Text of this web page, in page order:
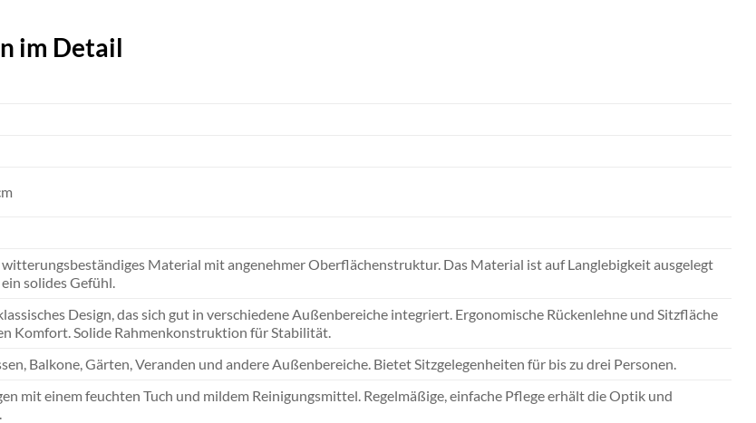
im Detail
Material mit angenehmer Oberflächenstruktur. Das Material ist auf Langlebigkeit ausgelegt
solides Gefühl.
Design, das sich gut in verschiedene Außenbereiche integriert. Ergonomische Rückenlehne und Sitzfläche
Komfort. Solide Rahmenkonstruktion für Stabilität.
Balkone, Gärten, Veranden und andere Außenbereiche. Bietet Sitzgelegenheiten für bis zu drei Personen.
mit einem feuchten Tuch und mildem Reinigungsmittel. Regelmäßige, einfache Pflege erhält die Optik und